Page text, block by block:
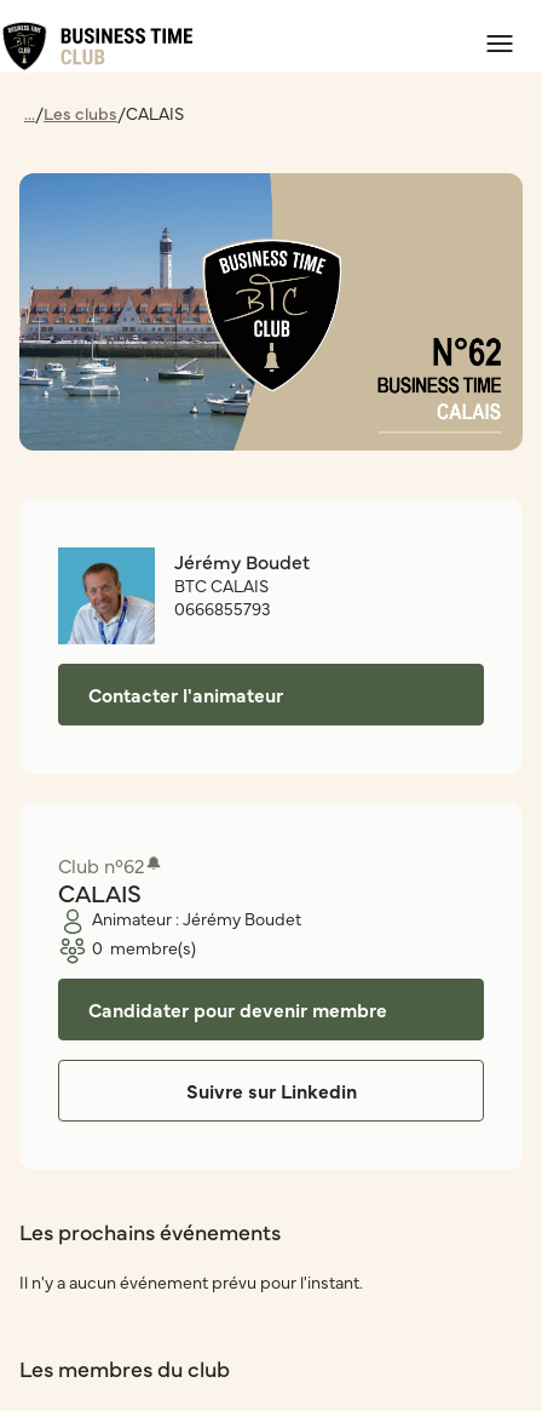
.../Les clubs/CALAIS
Jérémy Boudet
BTC CALAIS
0666855793
Contacter l'animateur
Club n°62🔔
CALAIS
Animateur :Jérémy Boudet
0 membre(s)
Candidater pour devenir membre
Suivre sur Linkedin
Les prochains événements
Il n'y a aucun événement prévu pour l'instant.
Les membres du club